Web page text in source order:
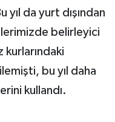
yıl da yurt dışından
belirleyici
kurlarındaki
bu yıl daha
kullandı.